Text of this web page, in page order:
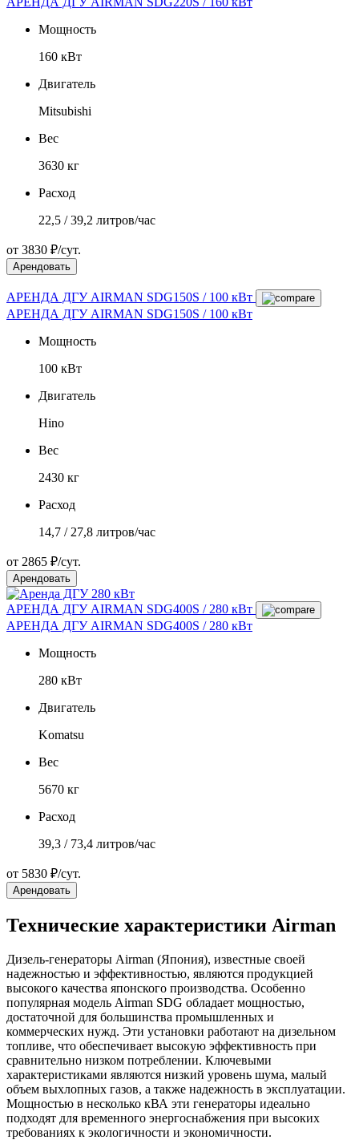
Мощность
160 кВт
Двигатель
Mitsubishi
Вес
3630 кг
Расход
22,5 / 39,2 литров/час
от 3830 ₽/сут.
Арендовать
АРЕНДА ДГУ AIRMAN SDG150S / 100 кВт
АРЕНДА ДГУ AIRMAN SDG150S / 100 кВт
Мощность
100 кВт
Двигатель
Hino
Вес
2430 кг
Расход
14,7 / 27,8 литров/час
от 2865 ₽/сут.
Арендовать
АРЕНДА ДГУ AIRMAN SDG400S / 280 кВт
АРЕНДА ДГУ AIRMAN SDG400S / 280 кВт
Мощность
280 кВт
Двигатель
Komatsu
Вес
5670 кг
Расход
39,3 / 73,4 литров/час
от 5830 ₽/сут.
Арендовать
Технические характеристики Airman
Дизель-генераторы Airman (Япония), известные своей
надежностью и эффективностью, являются продукцией
высокого качества японского производства. Особенно
популярная модель Airman SDG обладает мощностью,
достаточной для большинства промышленных и
коммерческих нужд. Эти установки работают на дизельном
топливе, что обеспечивает высокую эффективность при
сравнительно низком потреблении. Ключевыми
характеристиками являются низкий уровень шума, малый
объем выхлопных газов, а также надежность в эксплуатации.
Мощностью в несколько кВА эти генераторы идеально
подходят для временного энергоснабжения при высоких
требованиях к экологичности и экономичности.